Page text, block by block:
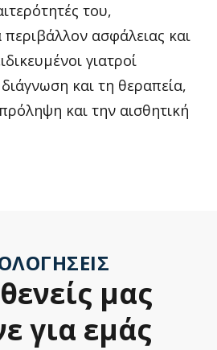
του,
ασφάλειας και
γιατροί
και τη θεραπεία,
και την αισθητική
μας
για εμάς